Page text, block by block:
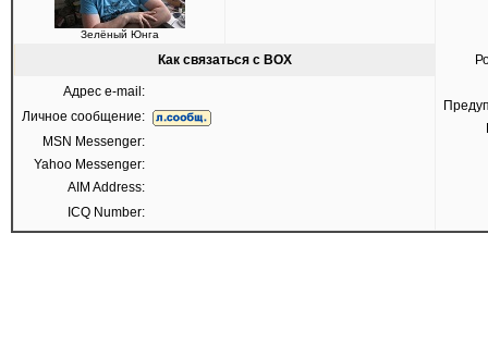
Зелёный Юнга
Как связаться с BOX
Адрес e-mail:
Личное сообщение:
MSN Messenger:
Yahoo Messenger:
AIM Address:
ICQ Number: